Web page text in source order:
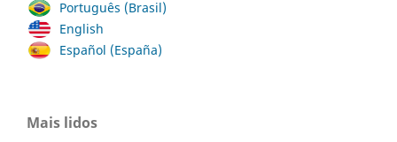
Português (Brasil)
English
Español (España)
Mais lidos